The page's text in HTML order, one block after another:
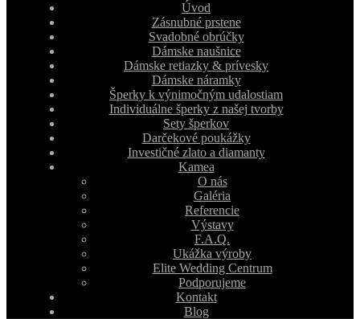
Úvod
Zásnubné prstene
Svadobné obrúčky
Dámske naušnice
Dámske retiazky & prívesky
Dámske náramky
Šperky k výnimočným udalostiam
Individuálne šperky z našej tvorby
Sety šperkov
Darčekové poukážky
Investičné zlato a diamanty
Kamea
O nás
Galéria
Referencie
Výstavy
F.A.Q.
Ukážka výroby
Elite Wedding Centrum
Podporujeme
Kontakt
Blog